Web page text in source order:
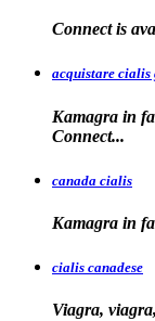
Connect is
acquistare cialis
Kamagra in
Connect...
canada cialis
Kamagra in
cialis canadese
Viagra,